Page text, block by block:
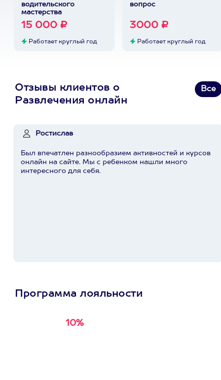
водительского
мастерства
15 000 ₽
Работает круглый год
вопрос
3000 ₽
Работает круглый год
Отзывы клиентов о
Развлечения онлайн
Все
Ростислав
Был впечатлен разнообразием активностей и курсов
онлайн на сайте. Мы с ребенком нашли много
интересного для себя.
Программа лояльности
10%